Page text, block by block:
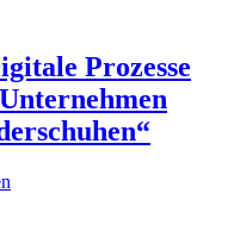
Prozesse